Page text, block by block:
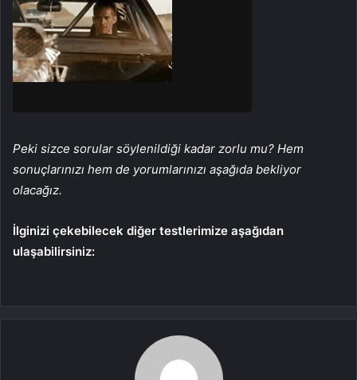
Peki sizce sorular söylenildiği kadar zorlu mu? Hem
sonuçlarınızı hem de yorumlarınızı aşağıda bekliyor
olacağız.
İlginizi çekebilecek diğer testlerimize aşağıdan
ulaşabilirsiniz: